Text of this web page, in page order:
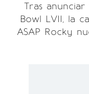
Tras
Bowl LVII, la
ASAP Rocky